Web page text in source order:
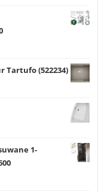
Tartufo (522234)
1-